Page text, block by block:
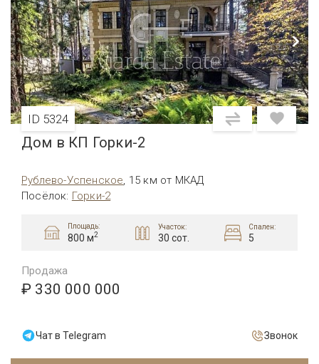
ID 5324
Дом в КП Горки-2
Рублево-Успенское, 15 км от МКАД
Посёлок: Горки-2
Площадь:
800 м2
Участок:
30 сот.
Спален:
5
Продажа
₽ 330 000 000
Чат в Telegram Звонок